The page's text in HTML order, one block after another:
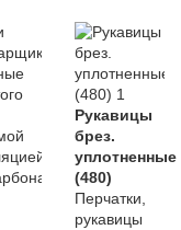
Рукавицы
брез.
уплотненные
(480)
Перчатки,
рукавицы